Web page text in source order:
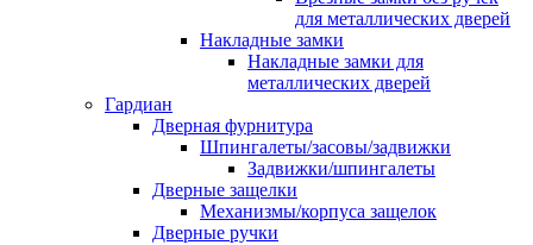
для металлических дверей
Накладные замки
Накладные замки для
металлических дверей
Гардиан
Дверная фурнитура
Шпингалеты/засовы/задвижки
Задвижки/шпингалеты
Дверные защелки
Механизмы/корпуса защелок
Дверные ручки